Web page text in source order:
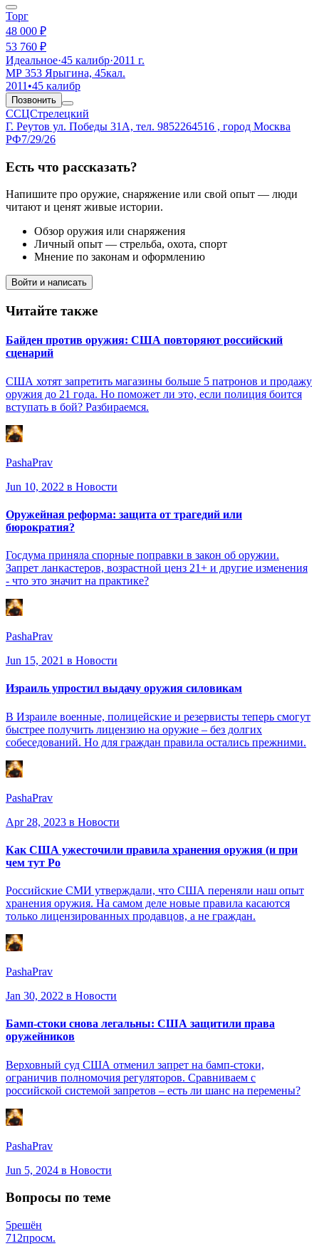
Торг
48 000 ₽
53 760 ₽
Идеальное·45 калибр·2011 г.
МР 353 Ярыгина, 45кал.
2011 •45 калибр
Позвонить
ССЦСтрелецкий
Г. Реутов ул. Победы 31А, тел. 9852264516 , город Москва
РФ7/29/26
Есть что рассказать?
Напишите про оружие, снаряжение или свой опыт — люди
читают и ценят живые истории.
Обзор оружия или снаряжения
Личный опыт — стрельба, охота, спорт
Мнение по законам и оформлению
Войти и написать
Читайте также
Байден против оружия: США повторяют российский
сценарий
США хотят запретить магазины больше 5 патронов и продажу
оружия до 21 года. Но поможет ли это, если полиция боится
вступать в бой? Разбираемся.
PashaPrav
Jun 10, 2022 в Новости
Оружейная реформа: защита от трагедий или
бюрократия?
Госдума приняла спорные поправки в закон об оружии.
Запрет ланкастеров, возрастной ценз 21+ и другие изменения
- что это значит на практике?
PashaPrav
Jun 15, 2021 в Новости
Израиль упростил выдачу оружия силовикам
В Израиле военные, полицейские и резервисты теперь смогут
быстрее получить лицензию на оружие – без долгих
собеседований. Но для граждан правила остались прежними.
PashaPrav
Apr 28, 2023 в Новости
Как США ужесточили правила хранения оружия (и при
чем тут Ро
Российские СМИ утверждали, что США переняли наш опыт
хранения оружия. На самом деле новые правила касаются
только лицензированных продавцов, а не граждан.
PashaPrav
Jan 30, 2022 в Новости
Бамп-стоки снова легальны: США защитили права
оружейников
Верховный суд США отменил запрет на бамп-стоки,
ограничив полномочия регуляторов. Сравниваем с
российской системой запретов – есть ли шанс на перемены?
PashaPrav
Jun 5, 2024 в Новости
Вопросы по теме
5решён
712просм.